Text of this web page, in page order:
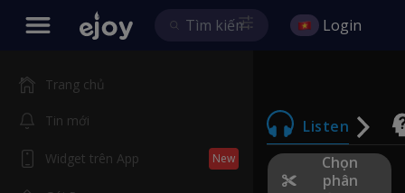
Trang chủ
Tin mới
Widget trên App New
Login
Listen
Chọn
phân